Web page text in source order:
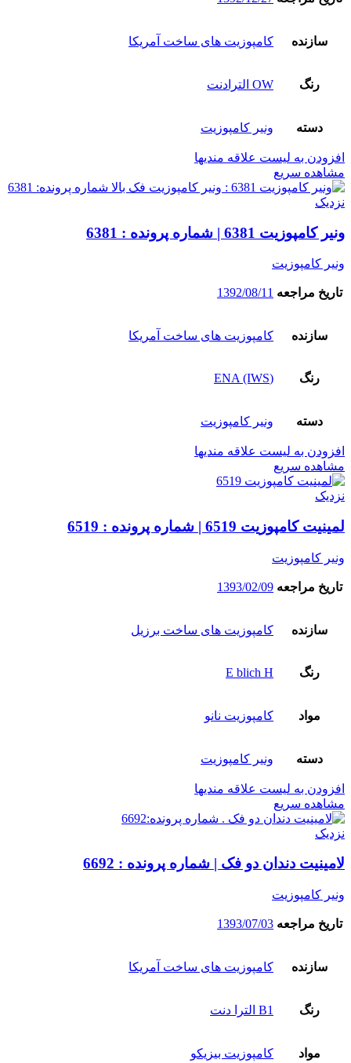
سازنده کامپوزیت های ساخت آمریکا
رنگ OW الترادنت
دسته ونیر کامپوزیت
افزودن به لیست علاقه مندیها
مشاهده سریع
نزدیک
ونیر کامپوزیت 6381 | شماره پرونده : 6381
ونیر کامپوزیت
تاریخ مراجعه 1392/08/11
سازنده کامپوزیت های ساخت آمریکا
رنگ (ENA (IWS
دسته ونیر کامپوزیت
افزودن به لیست علاقه مندیها
مشاهده سریع
نزدیک
لمینیت کامپوزیت 6519 | شماره پرونده : 6519
ونیر کامپوزیت
تاریخ مراجعه 1393/02/09
سازنده کامپوزیت های ساخت برزیل
رنگ E blich H
مواد کامپوزیت نانو
دسته ونیر کامپوزیت
افزودن به لیست علاقه مندیها
مشاهده سریع
نزدیک
لامینیت دندان دو فک | شماره پرونده : 6692
ونیر کامپوزیت
تاریخ مراجعه 1393/07/03
سازنده کامپوزیت های ساخت آمریکا
رنگ B1 الترا دنت
مواد کامپوزیت بیزیکو